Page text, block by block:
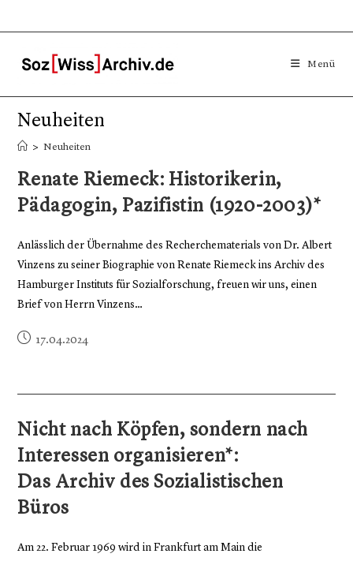
Menü
Neuheiten
> Neuheiten
Renate Riemeck: Historikerin,
Pädagogin, Pazifistin (1920-2003)*
Anlässlich der Übernahme des Recherchematerials von Dr. Albert
Vinzens zu seiner Biographie von Renate Riemeck ins Archiv des
Hamburger Instituts für Sozialforschung, freuen wir uns, einen
Brief von Herrn Vinzens…
17.04.2024
Nicht nach Köpfen, sondern nach
Interessen organisieren*:
Das Archiv des Sozialistischen
Büros
Am 22. Februar 1969 wird in Frankfurt am Main die